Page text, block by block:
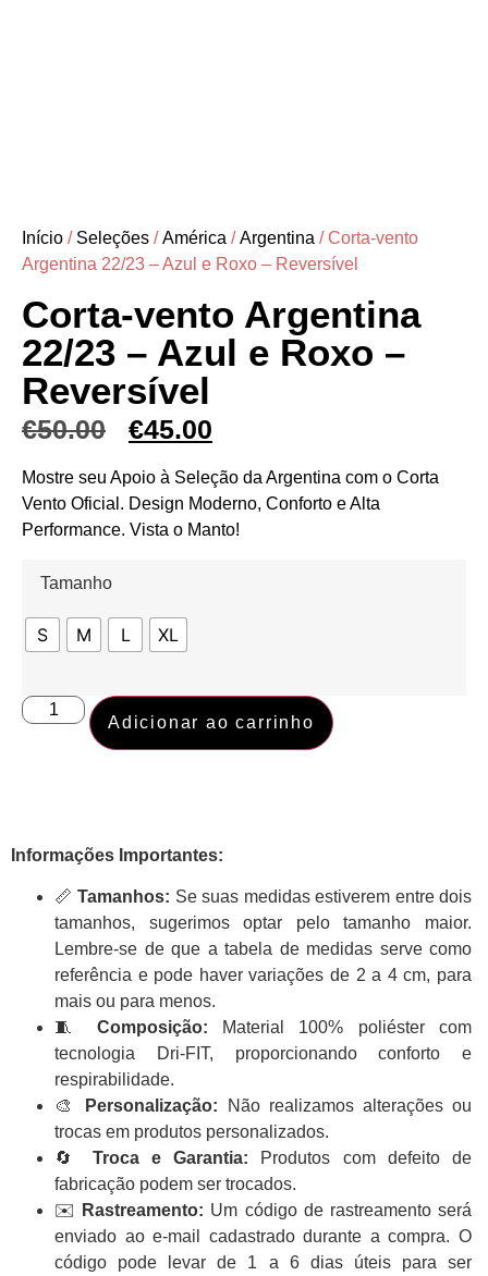
Início / Seleções /América /Argentina / Corta-vento
Argentina 22/23 – Azul e Roxo – Reversível
Corta-vento Argentina
22/23 – Azul e Roxo –
Reversível
€50.00 €45.00
Mostre seu Apoio à Seleção da Argentina com o Corta
Vento Oficial. Design Moderno, Conforto e Alta
Performance. Vista o Manto!
Tamanho
S M L XL
Adicionar ao carrinho
Informações Importantes:
📏 Tamanhos: Se suas medidas estiverem entre dois
tamanhos, sugerimos optar pelo tamanho maior.
Lembre-se de que a tabela de medidas serve como
referência e pode haver variações de 2 a 4 cm, para
mais ou para menos.
🧵 Composição: Material 100% poliéster com
tecnologia Dri-FIT, proporcionando conforto e
respirabilidade.
🎨
Personalização: Não realizamos alterações ou
trocas em produtos personalizados.
🔄 Troca e Garantia:
Produtos com defeito de
fabricação podem ser trocados.
✉️
Rastreamento: Um código de rastreamento será
enviado ao e-mail cadastrado durante a compra. O
código pode levar de 1 a 6 dias úteis para ser